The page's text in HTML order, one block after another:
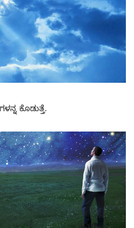
ಕೊಡುತ್ತೆ.